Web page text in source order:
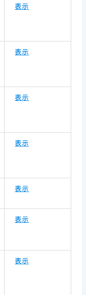
表示
表示
表示
表示
表示
表示
表示